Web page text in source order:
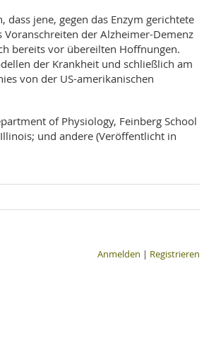
jene, gegen das Enzym gerichtete
der Alzheimer-Demenz
bereits vor übereilten Hoffnungen.
der Krankheit und schließlich am
von der US-amerikanischen
of Physiology, Feinberg School
und andere (Veröffentlicht in
Anmelden | Registrieren